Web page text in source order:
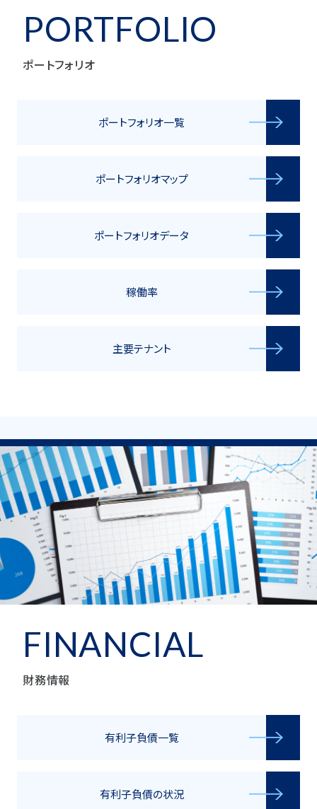
PORTFOLIO
ポートフォリオ
ポートフォリオ一覧
ポートフォリオマップ
ポートフォリオデータ
稼働率
主要テナント
FINANCIAL
財務情報
有利子負債一覧
有利子負債の状況